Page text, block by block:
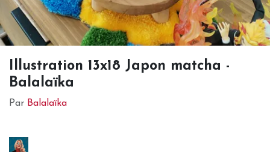
Illustration 13x18 Japon matcha -
Balalaïka
Par Balalaïka